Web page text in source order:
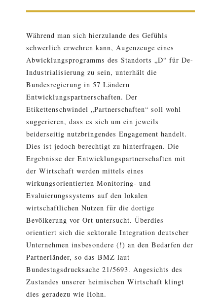
Während man sich hierzulande des Gefühls
schwerlich erwehren kann, Augenzeuge eines
Abwicklungsprogramms des Standorts „D“ für De-
Industrialisierung zu sein, unterhält die
Bundesregierung in 57 Ländern
Entwicklungspartnerschaften. Der
Etikettenschwindel „Partnerschaften“ soll wohl
suggerieren, dass es sich um ein jeweils
beiderseitig nutzbringendes Engagement handelt.
Dies ist jedoch berechtigt zu hinterfragen. Die
Ergebnisse der Entwicklungspartnerschaften mit
der Wirtschaft werden mittels eines
wirkungsorientierten Monitoring- und
Evaluierungssystems auf den lokalen
wirtschaftlichen Nutzen für die dortige
Bevölkerung vor Ort untersucht. Überdies
orientiert sich die sektorale Integration deutscher
Unternehmen insbesondere (!) an den Bedarfen der
Partnerländer, so das BMZ laut
Bundestagsdrucksache 21/5693. Angesichts des
Zustandes unserer heimischen Wirtschaft klingt
dies geradezu wie Hohn.